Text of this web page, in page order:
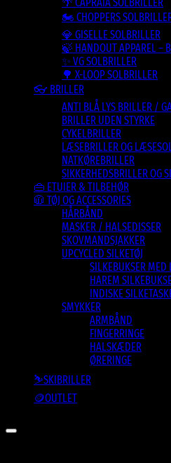
🏍️ CHOPPERS
💎 GISELLE SOLBRILLER
🍃 HANDOUT APPAREL –
✨ VG SOLBRILLER
🌳 X-LOOP SOLBRILLER
👓 BRILLER
ANTI BLÅ LYS BRILLER /
BRILLER UDEN STYRKE
CYKELBRILLER
LÆSEBRILLER OG
NATKØREBRILLER
SIKKERHEDSBRILLER OG
👜 ETUIER & TILBEHØR
🧥 TØJ OG ACCESSORIES
HÅRBÅND
MASKER / HALSEDISSER
SKOVMANDSJAKKER
UPCYCLED SILKETØJ
SILKEBUKSER MED
HAREM
INDISKE
SMYKKER
ARMBÅND
FINGERRINGE
HALSKÆDER
ØRERINGE
⛷️SKIBRILLER
🪙OUTLET